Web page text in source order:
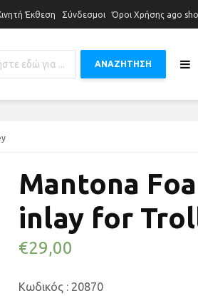
Έκθεση Σύνδεσμοι Όροι Χρήσης ago
ΑΝΑΖΗΤΗΣΗ
Mantona
inlay for
€29,00
Κωδικός : 20870